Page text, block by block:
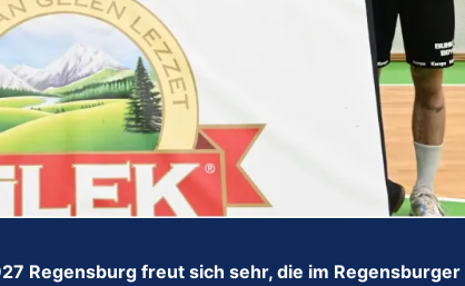
Regensburg freut sich sehr, die im